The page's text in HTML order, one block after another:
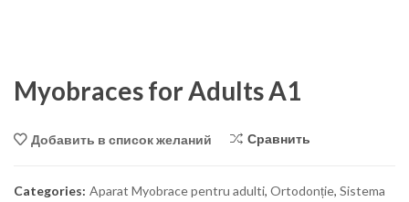
Myobraces for Adults A1
Добавить в список желаний Сравнить
Categories: Aparat Myobrace pentru adulti, Ortodonție, Sistema